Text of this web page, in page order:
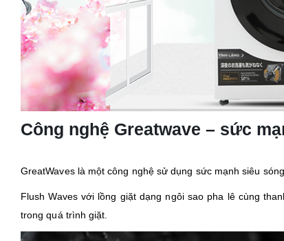
Công nghệ Greatwave – sức
GreatWaves là một công nghệ sử dụng sức mạnh siêu
Flush Waves với lồng giặt dạng ngôi sao pha lê cùng
trong quá trình giặt.